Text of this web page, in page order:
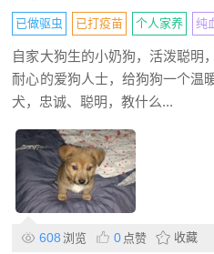
已做驱虫 已打疫苗 个人家养 纯
自家大狗生的小奶狗，活泼聪明
耐心的爱狗人士，给狗狗一个温
犬，忠诚、聪明，教什么...
608 浏览 0 点赞 收藏